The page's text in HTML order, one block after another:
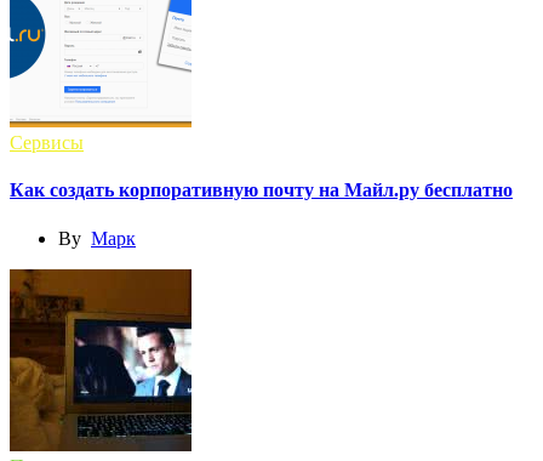
Сервисы
Как создать корпоративную почту на Майл.ру бесплатно
By Марк